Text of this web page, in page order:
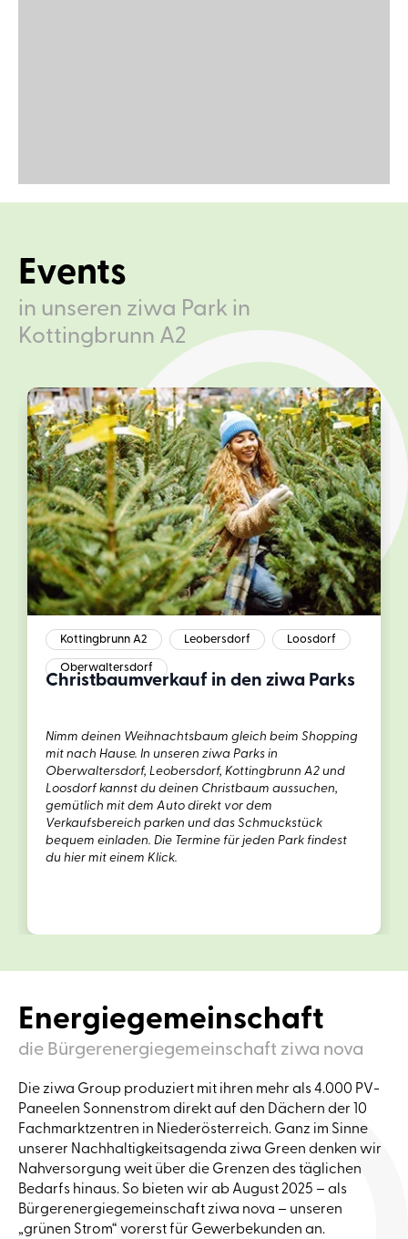
Events
in unseren ziwa Park in
Kottingbrunn A2
Kottingbrunn A2 Leobersdorf Loosdorf
Oberwaltersdorf
Christbaumverkauf in den ziwa Parks
Nimm deinen Weihnachtsbaum gleich beim Shopping
mit nach Hause. In unseren ziwa Parks in
Oberwaltersdorf, Leobersdorf, Kottingbrunn A2 und
Loosdorf kannst du deinen Christbaum aussuchen,
gemütlich mit dem Auto direkt vor dem
Verkaufsbereich parken und das Schmuckstück
bequem einladen. Die Termine für jeden Park findest
du hier mit einem Klick.
Energiegemeinschaft
die Bürgerenergiegemeinschaft ziwa nova
Die ziwa Group produziert mit ihren mehr als 4.000 PV-
Paneelen Sonnenstrom direkt auf den Dächern der 10
Fachmarktzentren in Niederösterreich. Ganz im Sinne
unserer Nachhaltigkeitsagenda ziwa Green denken wir
Nahversorgung weit über die Grenzen des täglichen
Bedarfs hinaus. So bieten wir ab August 2025 – als
Bürgerenergiegemeinschaft ziwa nova – unseren
„grünen Strom“ vorerst für Gewerbekunden an.